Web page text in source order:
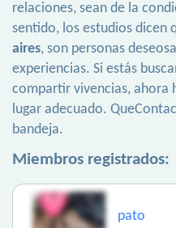
relaciones, sean de la
sentido, los estudios dicen
aires, son personas
experiencias. Si estás
compartir vivencias, ahora
lugar adecuado.
bandeja.
Miembros registrados:
pato